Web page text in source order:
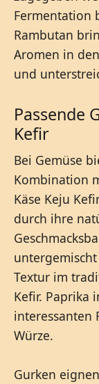
Fermentation
Rambutan
Aromen in
und
Passende
Kefir
Bei Gemüse
Kombination
Käse Keju
durch ihre
Textur im
Kefir. Paprika
interessanten
Würze.
Gurken